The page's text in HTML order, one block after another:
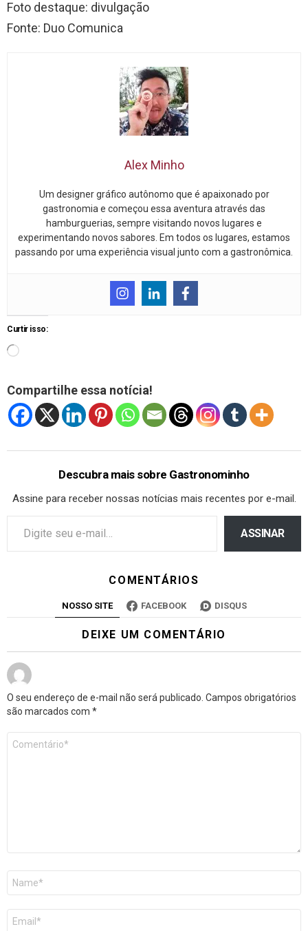
Foto destaque: divulgação
Fonte: Duo Comunica
Alex Minho
Um designer gráfico autônomo que é apaixonado por
gastronomia e começou essa aventura através das
hamburguerias, sempre visitando novos lugares e
experimentando novos sabores. Em todos os lugares, estamos
passando por uma experiência visual junto com a gastronômica.
Curtir isso:
Compartilhe essa notícia!
Descubra mais sobre Gastronominho
Assine para receber nossas notícias mais recentes por e-mail.
ASSINAR
COMENTÁRIOS
NOSSO SITE FACEBOOK DISQUS
DEIXE UM COMENTÁRIO
O seu endereço de e-mail não será publicado. Campos obrigatórios
são marcados com *
mail